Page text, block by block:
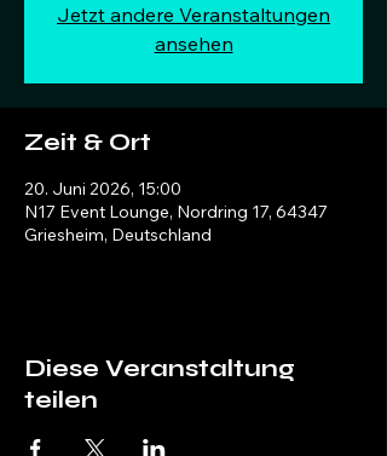
Jetzt andere Veranstaltungen
ansehen
Zeit & Ort
20. Juni 2026, 15:00
N17 Event Lounge, Nordring 17, 64347
Griesheim, Deutschland
Diese Veranstaltung
teilen